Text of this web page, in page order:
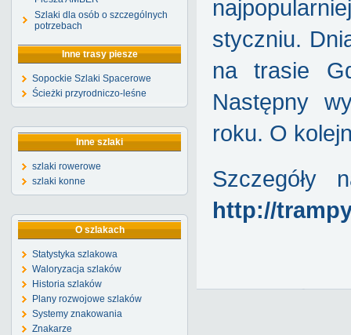
Szlaki dla osób o szczególnych
potrzebach
Inne trasy piesze
Sopockie Szlaki Spacerowe
Ścieżki przyrodniczo-leśne
Inne szlaki
szlaki rowerowe
szlaki konne
O szlakach
Statystyka szlakowa
Waloryzacja szlaków
Historia szlaków
Plany rozwojowe szlaków
Systemy znakowania
Znakarze
styczniu.
na trasie
Następny
roku. O
Szczegóły
http://